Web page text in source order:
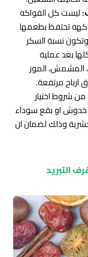
ليست كل الفواكه
تحتفظ بطعمها
وتكون نسبة السكر
بعد عملية
المشمش، الموز
ارباح مرتفعة.
من شروط اختيار
خدوش او بقع سوداء
وذلك لضمان ان
التبريد